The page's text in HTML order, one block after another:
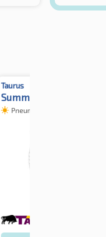
Taurus
Summer 3 FP
Pneumatici estivi